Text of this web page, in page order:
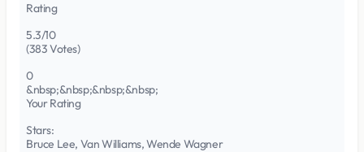
Rating
5.3/10
(383 Votes)
0
&nbsp;&nbsp;&nbsp;&nbsp;
Your Rating
Stars:
Bruce Lee, Van Williams, Wende Wagner